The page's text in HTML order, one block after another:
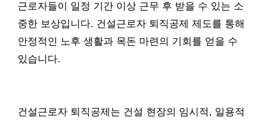
근로자들이 일정 기간 이상 근무 후 받을 수 있는 소
중한 보상입니다. 건설근로자 퇴직공제 제도를 통해
안정적인 노후 생활과 목돈 마련의 기회를 얻을 수
있습니다.
건설근로자 퇴직공제는 건설 현장의 임시적, 일용적